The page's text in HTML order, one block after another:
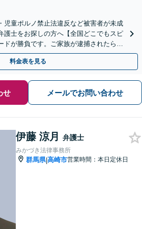
児童ポルノ禁止法違反など被害者が未成
護士をお探しの方へ【全国どこでもスピ
ドが勝負です。ご家族が逮捕されたら一
時間365日相談受付】
料金表を見る
せ メールでお問い合わせ
伊藤 涼月 弁護士
みかづき法律事務所
群馬県|高崎市営業時間：本日定休日